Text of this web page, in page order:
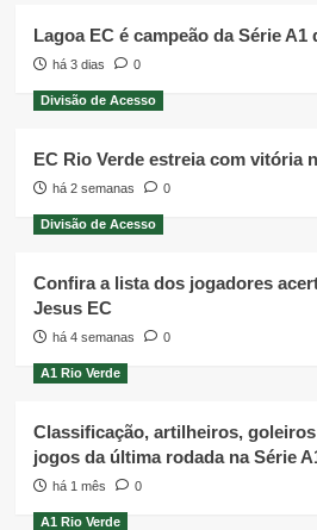
Lagoa EC é campeão da Série A1
há 3 dias 0
Divisão de Acesso
EC Rio Verde estreia com vitória
há 2 semanas 0
Divisão de Acesso
Confira a lista dos jogadores
Jesus EC
há 4 semanas 0
A1 Rio Verde
Classificação, artilheiros,
jogos da última rodada na Série
há 1 mês 0
A1 Rio Verde